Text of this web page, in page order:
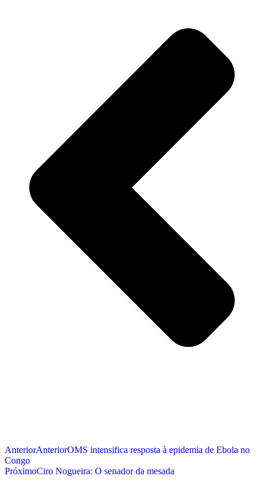
AnteriorAnteriorOMS intensifica resposta à epidemia de Ebola no
Congo
PróximoCiro Nogueira: O senador da mesada